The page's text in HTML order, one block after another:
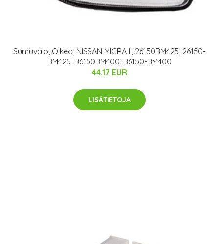
Sumuvalo, Oikea, NISSAN MICRA II, 26150BM425, 26150-
BM425, B6150BM400, B6150-BM400
44.17 EUR
LISÄTIETOJA